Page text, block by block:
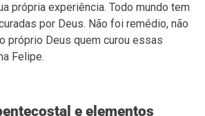
própria experiência. Todo mundo tem
por Deus. Não foi remédio, não
próprio Deus quem curou essas
Felipe.
e elementos